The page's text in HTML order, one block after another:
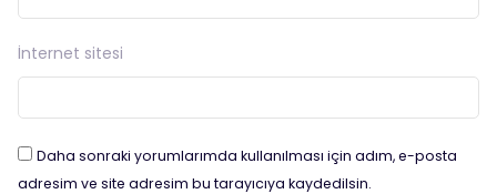
İnternet sitesi
Daha sonraki yorumlarımda kullanılması için adım, e-posta
adresim ve site adresim bu tarayıcıya kaydedilsin.